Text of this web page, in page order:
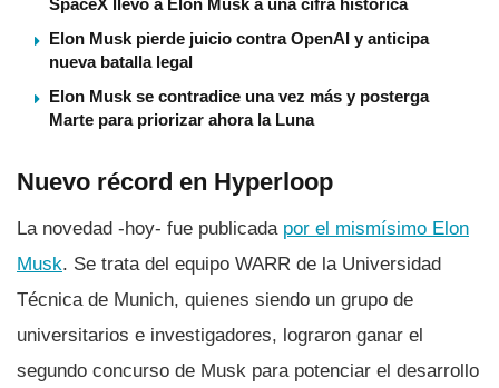
Elon Musk pierde juicio contra OpenAI y anticipa
nueva batalla legal
Elon Musk se contradice una vez más y posterga
Marte para priorizar ahora la Luna
Nuevo récord en Hyperloop
La novedad -hoy- fue publicada por el mismí­simo Elon
Musk. Se trata del equipo WARR de la Universidad
Técnica de Munich, quienes siendo un grupo de
universitarios e investigadores, lograron ganar el
segundo concurso de Musk para potenciar el desarrollo